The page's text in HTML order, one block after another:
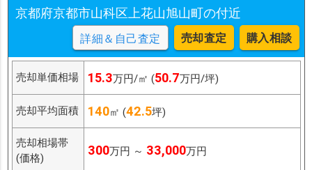
京都府京都市山科区上花山旭山町の付近
詳細＆自己査定 売却査定 購入相談
売却単価相場 15.3万円/㎡ (50.7万円/坪)
売却平均面積 140㎡ (42.5坪)
売却相場帯
(価格)
300万円 ～ 33,000万円